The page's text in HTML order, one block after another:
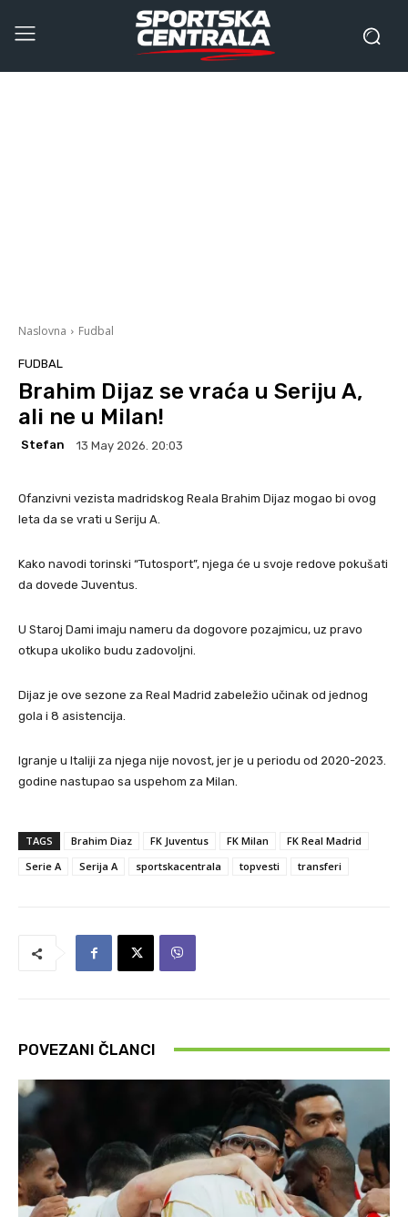
Naslovna Fudbal
FUDBAL
Brahim Dijaz se vraća u Seriju A,
ali ne u Milan!
Stefan 13 May 2026. 20:03
Ofanzivni vezista madridskog Reala Brahim Dijaz mogao bi ovog
leta da se vrati u Seriju A.
Kako navodi torinski “Tutosport”, njega će u svoje redove pokušati
da dovede Juventus.
U Staroj Dami imaju nameru da dogovore pozajmicu, uz pravo
otkupa ukoliko budu zadovoljni.
Dijaz je ove sezone za Real Madrid zabeležio učinak od jednog
gola i 8 asistencija.
Igranje u Italiji za njega nije novost, jer je u periodu od 2020-2023.
godine nastupao sa uspehom za Milan.
TAGS Brahim Diaz FK Juventus FK Milan
FK Real Madrid
Serie A
Serija A sportskacentrala topvesti transferi
POVEZANI ČLANCI